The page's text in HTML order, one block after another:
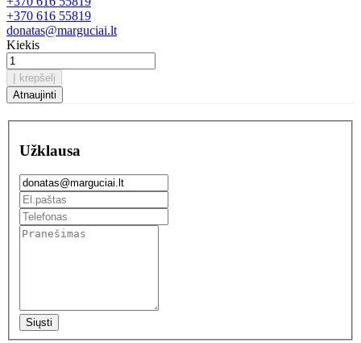
+370 616 55819
donatas@marguciai.lt
Kiekis
Į krepšelį
Užklausa
Siųsti